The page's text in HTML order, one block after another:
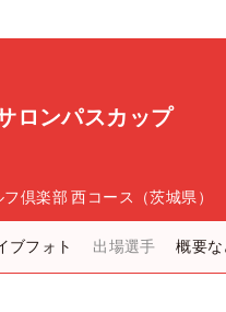
ロンパスカップ
倶楽部 西コース（茨城県）
ブフォト 出場選手 概要な